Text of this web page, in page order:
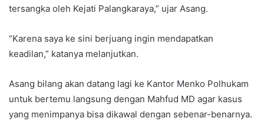
tersangka oleh Kejati Palangkaraya,” ujar Asang.
“Karena saya ke sini berjuang ingin mendapatkan
keadilan,” katanya melanjutkan.
Asang bilang akan datang lagi ke Kantor Menko Polhukam
untuk bertemu langsung dengan Mahfud MD agar kasus
yang menimpanya bisa dikawal dengan sebenar-benarnya.